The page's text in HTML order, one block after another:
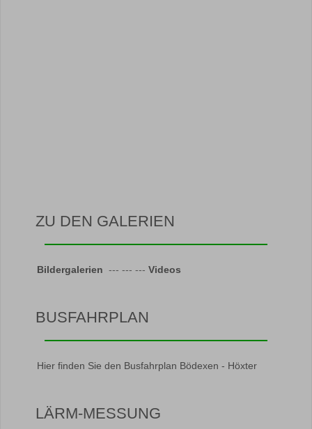
ZU DEN GALERIEN
Bildergalerien --- --- --- Videos
BUSFAHRPLAN
Hier finden Sie den Busfahrplan Bödexen - Höxter
LÄRM-MESSUNG